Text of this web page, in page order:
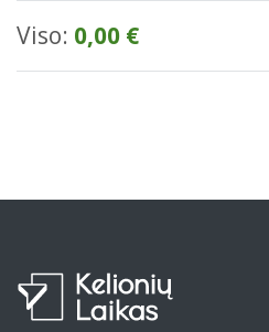
Viso: 0,00 €